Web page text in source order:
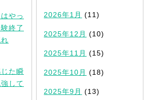
やっ
終了
た瞬
して
2026年1月 (11)
2025年12月 (10)
2025年11月 (15)
2025年10月 (18)
2025年9月 (13)